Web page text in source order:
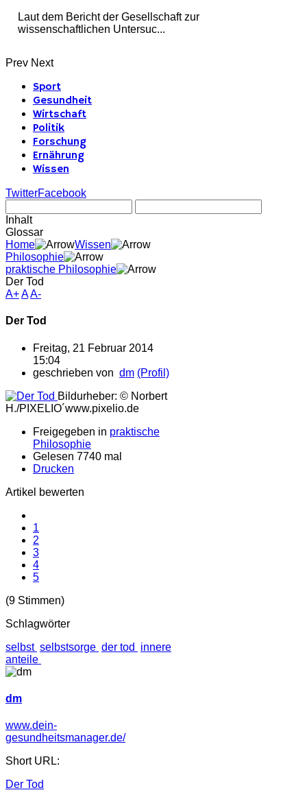
Laut dem Bericht der Gesellschaft zur
wissenschaftlichen Untersuc...
Prev Next
Sport
Gesundheit
Wirtschaft
Politik
Forschung
Ernährung
Wissen
TwitterFacebook
Inhalt
Glossar
Home
Wissen
Philosophie
praktische Philosophie
Der Tod
A+AA-
Der Tod
Freitag, 21 Februar 2014
15:04
geschrieben von dm (Profil)
Bildurheber: © Norbert
H./PIXELIO´www.pixelio.de
Freigegeben in praktische
Philosophie
Gelesen 7740 mal
Drucken
Artikel bewerten
1
2
3
4
5
(9 Stimmen)
Schlagwörter
selbst selbstsorge der tod
innere
anteile
dm
www.dein-
gesundheitsmanager.de/
Short URL:
Der Tod